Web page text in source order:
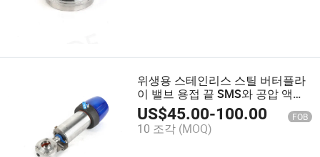
위생용 스테인리스 스틸 버터플라
이 밸브 용접 끝 SMS와 공압 액추
에이터
US$45.00-100.00 FOB
10 조각 (MOQ)